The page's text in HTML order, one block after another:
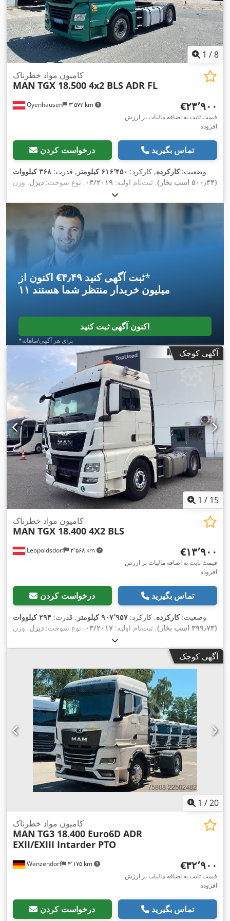
1 /8
Oyenhausen ۳٬۵۷۲ km
کامیون مواد خطرناک
MAN TGX 18.500 4x2 BLS ADR FL
‎€۲۳٬۹۰۰
قیمت ثابت به اضافه مالیات بر ارزش
افزوده
درخواست کردن تماس بگیرید
وضعیت:کارکرده, کارکرد: ۶۱۶٬۴۵۰ کیلومتر , قدرت:
۳۶۸ کیلووات
(۵۰۰٫۳۴ اسب بخار)
, ثبت‌نام اولیه: ۰۳/۲۰۱۹ , نوع سوخت: دیزل, وزن
کل:۱۸٬۰۰۰ کیلوگرم
۳٬۶۰۰ میلی‌متر
, رنگ:سبز, کابین راننده:کابین خواب, نوع چرخ‌دنده:
یورو ۶ , سیستم تعلیق:فولاد-هوا
صدای کم, قفل دیفرانسیل, هیدرولیک, کروز کنترل, کنترل کشش
اکنون از ‎€۴٫۴۹ ثبت آگهی کنید*
۱۱ میلیون خریدار منتظر شما هستند
اکنون آگهی ثبت کنید
*برای هر آگهی/ماهانه
آگهی کوچک
1 / 15
Leopoldsdorf ۳٬۵۶۸ km
کامیون مواد خطرناک
MAN TGX 18.400 4X2 BLS
‎€۱۳٬۹۰۰
قیمت ثابت به اضافه مالیات بر ارزش
افزوده
درخواست کردن تماس بگیرید
وضعیت:کارکرده, کارکرد: ۹۰۷٬۹۵۷ کیلومتر , قدرت:
۲۹۴ کیلووات
(۳۹۹٫۷۳ اسب بخار)
, ثبت‌نام اولیه: ۰۳/۲۰۱۷ , نوع سوخت: دیزل, وزن
کل:۱۸٬۰۰۰ کیلوگرم
۳٬۶۰۰ میلی‌متر
, رنگ:سفید, کابین راننده:کابین خواب, نوع چرخ‌دنده:
نیمه‌خودکار
ساخت:۲۰۱۶, تجهیزات:اِی‌بی‌اِس‎, بخاری پارکینگ, تهویه مطبوع,
رایانه‌ی روی برد, سطح صدای کم, قفل دیفرانسیل, هیدرولیک, کروز
کنترل, کنترل کشش,
آگهی کوچک
1 /20
Wenzendorf ۴٬۱۷۵ km
کامیون مواد خطرناک
MAN TG3 18.400 Euro6D ADR
EXII/EXIII Intarder PTO
‎€۳۲٬۹۰۰
قیمت ثابت به اضافه مالیات بر ارزش
افزوده
درخواست کردن تماس بگیرید